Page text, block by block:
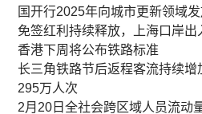
国开行2025年向城市更新领域
免签红利持续释放，上海口岸
香港下周将公布铁路标准
长三角铁路节后返程客流持续
295万人次
2月20日全社会跨区域人员流动